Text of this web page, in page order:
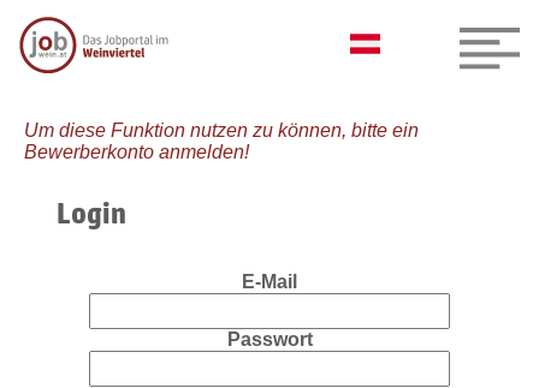
Um diese Funktion nutzen zu können, bitte ein
Bewerberkonto anmelden!
Login
E-Mail
Passwort